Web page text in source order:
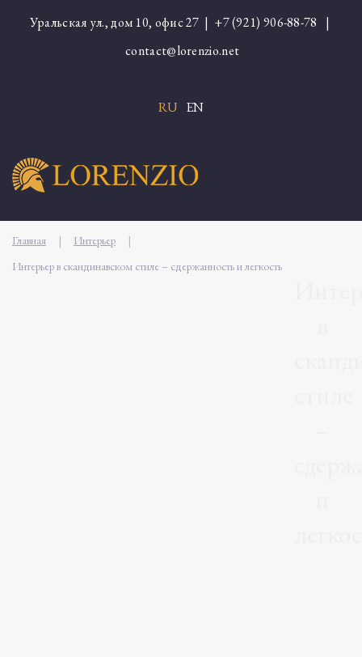
Уральская ул., дом 10, офис 27 | +7 (921) 906-88-78 |
contact@lorenzio.net
RU EN
Главная | Интерьер
|
Интерьер в скандинавском стиле – сдержанность и легкость